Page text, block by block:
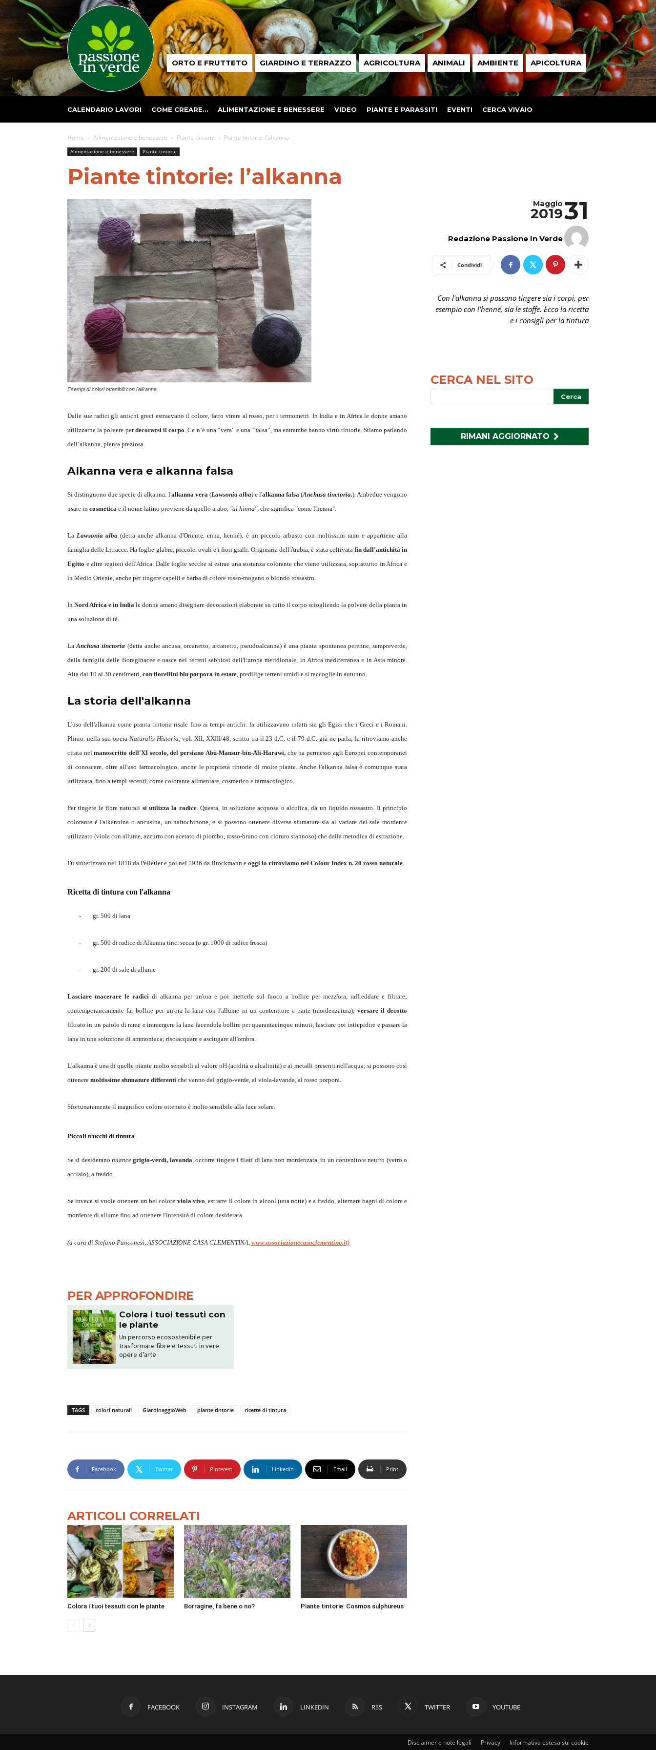
Passione
in ORTO E FRUTTETO GIARDINO E TERRAZZO AGRICOLTURA ANIMALI AMBIENTE APICOLTURA
CALENDARIO LAVORI COME CREARE… ALIMENTAZIONE E BENESSERE VIDEO PIANTE E PARASSITI EVENTI CERCA VIVAIO
Home Alimentazione e benessere Piante tintorie Piante tintorie: l’alkanna
Alimentazione e benessere Piante tintorie
Piante tintorie: l’alkanna
Esempi di colori ottenibili con l'alkanna.
Dalle sue radici gli antichi greci estraevano il colore, fatto virare al rosso, per i termometri. In India e in Africa le donne amano
utilizzarne la polvere perdecorarsi il corpo. Ce n’è una “vera” e una “falsa”, ma entrambe hanno virtù tintorie. Stiamo parlando
dell’alkanna, pianta preziosa.
Alkanna vera e alkanna falsa
Si distinguono due specie di alkanna: l'alkanna vera (Lawsonia alba) e l'alkanna falsa (Anchusa tinctoria.). Ambedue vengono
usate in cosmetica e il nome latino proviene da quello arabo, "al hinna", che significa "come l'henna".
LaLawsonia alba (detta anche alkanna d'Oriente, enna, henné), è un piccolo arbusto con moltissimi rami e appartiene alla
famiglia delle Litracee. Ha foglie glabre, piccole, ovali e i fiori gialli. Originaria dell'Arabia, è stata coltivata fin dall'antichità in
Egitto e altre regioni dell'Africa. Dalle foglie secche si estrae una sostanza colorante che viene utilizzata, soprattutto in Africa e
in Medio Oriente, anche per tingere capelli e barba di colore rosso-mogano o biondo rossastro.
InNord Africa e in India le donne amano disegnare decorazioni elaborate su tutto il corpo sciogliendo la polvere della pianta in
una soluzione di tè.
LaAnchusa tinctoria (detta anche ancusa, orcanetto, arcanetto, pseudoalcanna) è una pianta spontanea perenne, sempreverde,
della famiglia delle Boraginacee e nasce nei terreni sabbiosi dell'Europa meridionale, in Africa mediterranea e in Asia minore.
Alta dai 10 ai 30 centimetri, con fiorellini blu porpora in estate, predilige terreni umidi e si raccoglie in autunno.
La storia dell'alkanna
L'uso dell'alkanna come pianta tintoria risale fino ai tempi antichi: la utilizzavano infatti sia gli Egizi che i Greci e i Romani.
Plinio, nella sua operaNaturalis Historia, vol. XII, XXIII/48, scritto tra il 23 d.C. e il 79 d.C. già ne parla; la ritroviamo anche
citata nelmanoscritto dell'XI secolo, del persiano Abù-Mansur-bin-Ali-Harawi,che ha permesso agli Europei contemporanei
di conoscere, oltre all'uso farmacologico, anche le proprietà tintorie di molte piante. Anche l'alkanna falsa è comunque stata
utilizzata, fino a tempi recenti, come colorante alimentare, cosmetico e farmacologico.
Per tingere le fibre naturali si utilizza la radice. Questa, in soluzione acquosa o alcolica, dà un liquido rossastro. Il principio
colorante è l'alkannina o ancusina, un naftochinone, e si possono ottenere diverse sfumature sia al variare del sale mordente
utilizzato (viola con allume, azzurro con acetato di piombo, rosso-bruno con cloruro stannoso) che dalla metodica di estrazione.
Fu sintetizzato nel 1818 da Pelletier e poi nel 1936 da Brockmann e oggi lo ritroviamo nel Colour Index n. 20 rosso naturale.
Ricetta di tintura con l'alkanna
- gr. 500 di lana
- gr. 500 di radice di Alkanna tinc. secca (o gr. 1000 di radice fresca)
- gr. 200 di sale di allume
Lasciare macerare le radici di alkanna per un'ora e poi metterle sul fuoco a bollire per mezz'ora, raffreddare e filtrare;
contemporaneamente far bollire per un'ora la lana con l'allume in un contenitore a parte (mordenzatura); versare il decotto
filtrato in un paiolo di rame e immergere la lana facendola bollire per quarantacinque minuti; lasciare poi intiepidire e passare la
lana in una soluzione di ammoniaca; risciacquare e asciugare all'ombra.
L'alkanna è una di quelle piante molto sensibili al valore pH (acidità o alcalinità) e ai metalli presenti nell'acqua; si possono così
ottenere moltissime sfumature differenti che vanno dal grigio-verde, al viola-lavanda, al rosso porpora.
Sfortunatamente il magnifico colore ottenuto è molto sensibile alla luce solare.
Piccoli trucchi di tintura
Se si desideranonuance grigio-verdi, lavanda, occorre tingere i filati di lana non mordenzata, in un contenitore neutro (vetro o
acciaio), a freddo.
Se invece si vuole ottenere un bel colore viola vivo, estrarre il colore in alcool (una notte) e a freddo, alternare bagni di colore e
mordente di allume fino ad ottenere l'intensità di colore desiderata.
(a cura di Stefano Panconesi,ASSOCIAZIONE CASA CLEMENTINA, www.associazionecasaclementina.it)
PER APPROFONDIRE
Colora i tuoi tessuti con
le piante
Un percorso ecosostenibile per
trasformare fibre e tessuti in vere
opere d’arte
TAGS colori naturali GiardinaggioWeb piante tintorie ricette di tintura
Facebook Twitter Pinterest Linkedin Email Print
ARTICOLI CORRELATI
Colora i tuoi tessuti con le piante Borragine, fa bene o no? Piante tintorie: Cosmos sulphureus
31
Maggio
2019
Redazione Passione In Verde
Condividi
Con l'alkanna si possono tingere sia i corpi, per
esempio con l'henné, sia le stoffe. Ecco la ricetta
e i consigli per la tintura
CERCA NEL SITO
RIMANI AGGIORNATO
FACEBOOK INSTAGRAM LINKEDIN RSS TWITTER YOUTUBE
Disclaimer e note legali Privacy Informativa estesa sui cookie